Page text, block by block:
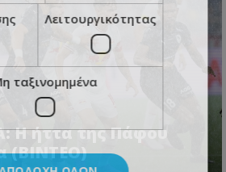
Η ήττα της Πάφου
(ΒΙΝΤΕΟ)
Λειτουργικότητας
ταξινομημένα